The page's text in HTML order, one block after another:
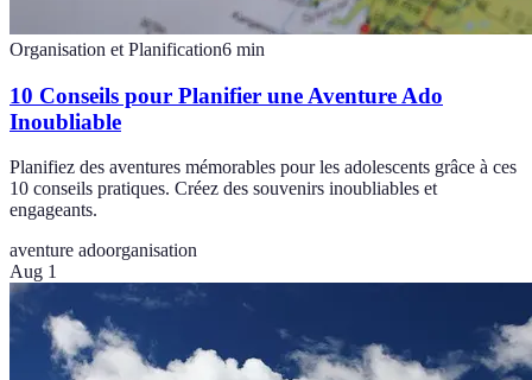
Organisation et Planification6 min
10 Conseils pour Planifier une Aventure Ado
Inoubliable
Planifiez des aventures mémorables pour les adolescents grâce à ces
10 conseils pratiques. Créez des souvenirs inoubliables et
engageants.
aventure adoorganisation
Aug 1